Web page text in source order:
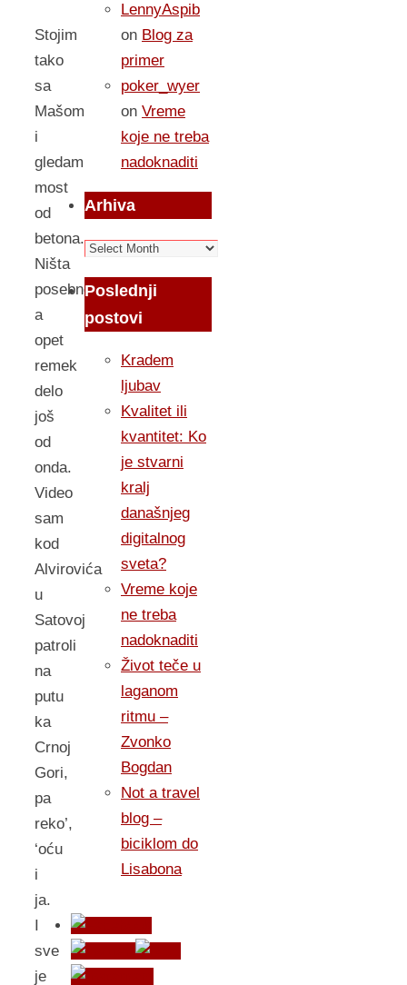
Stojim
tako
sa
Mašom
i
gledam
most
od
betona.
Ništa
posebno,
a
opet
remek
delo
još
od
onda.
Video
sam
kod
Alvirovića
u
Satovoj
patroli
na
putu
ka
Crnoj
Gori,
pa
reko’,
‘oću
i
ja.
I
sve
je
LennyAspib
on Blog za
primer
poker_wyer
on Vreme
koje ne treba
nadoknaditi
Arhiva
Arhiva
Poslednji
postovi
Kradem
ljubav
Kvalitet ili
kvantitet: Ko
je stvarni
kralj
današnjeg
digitalnog
sveta?
Vreme koje
ne treba
nadoknaditi
Život teče u
laganom
ritmu –
Zvonko
Bogdan
Not a travel
blog –
biciklom do
Lisabona